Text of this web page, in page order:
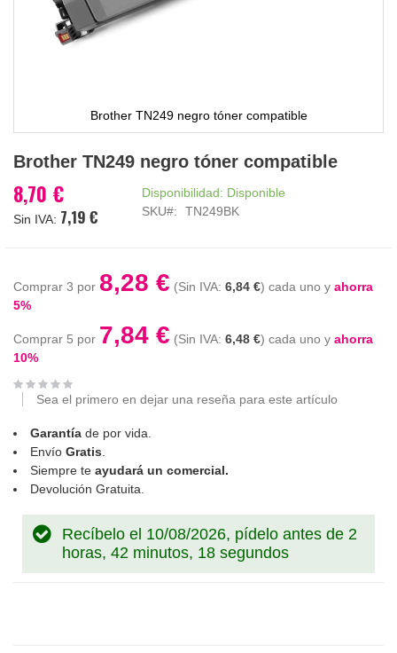
Brother TN249 negro tóner compatible
al
de
la
Brother TN249 negro tóner compatible
8,70 €
7,19 €
Disponibilidad: Disponible
SKU
TN249BK
Comprar 3 por 8,28 € 6,84 € cada uno y ahorra
5%
Comprar 5 por 7,84 € 6,48 € cada uno y ahorra
10%
Sea el primero en dejar una reseña para este artículo
Garantía de por vida.
Envío Gratis.
Siempre te ayudará un comercial.
Devolución Gratuita.
Recíbelo el 10/08/2026, pídelo antes de 2
horas, 42 minutos, 17 segundos